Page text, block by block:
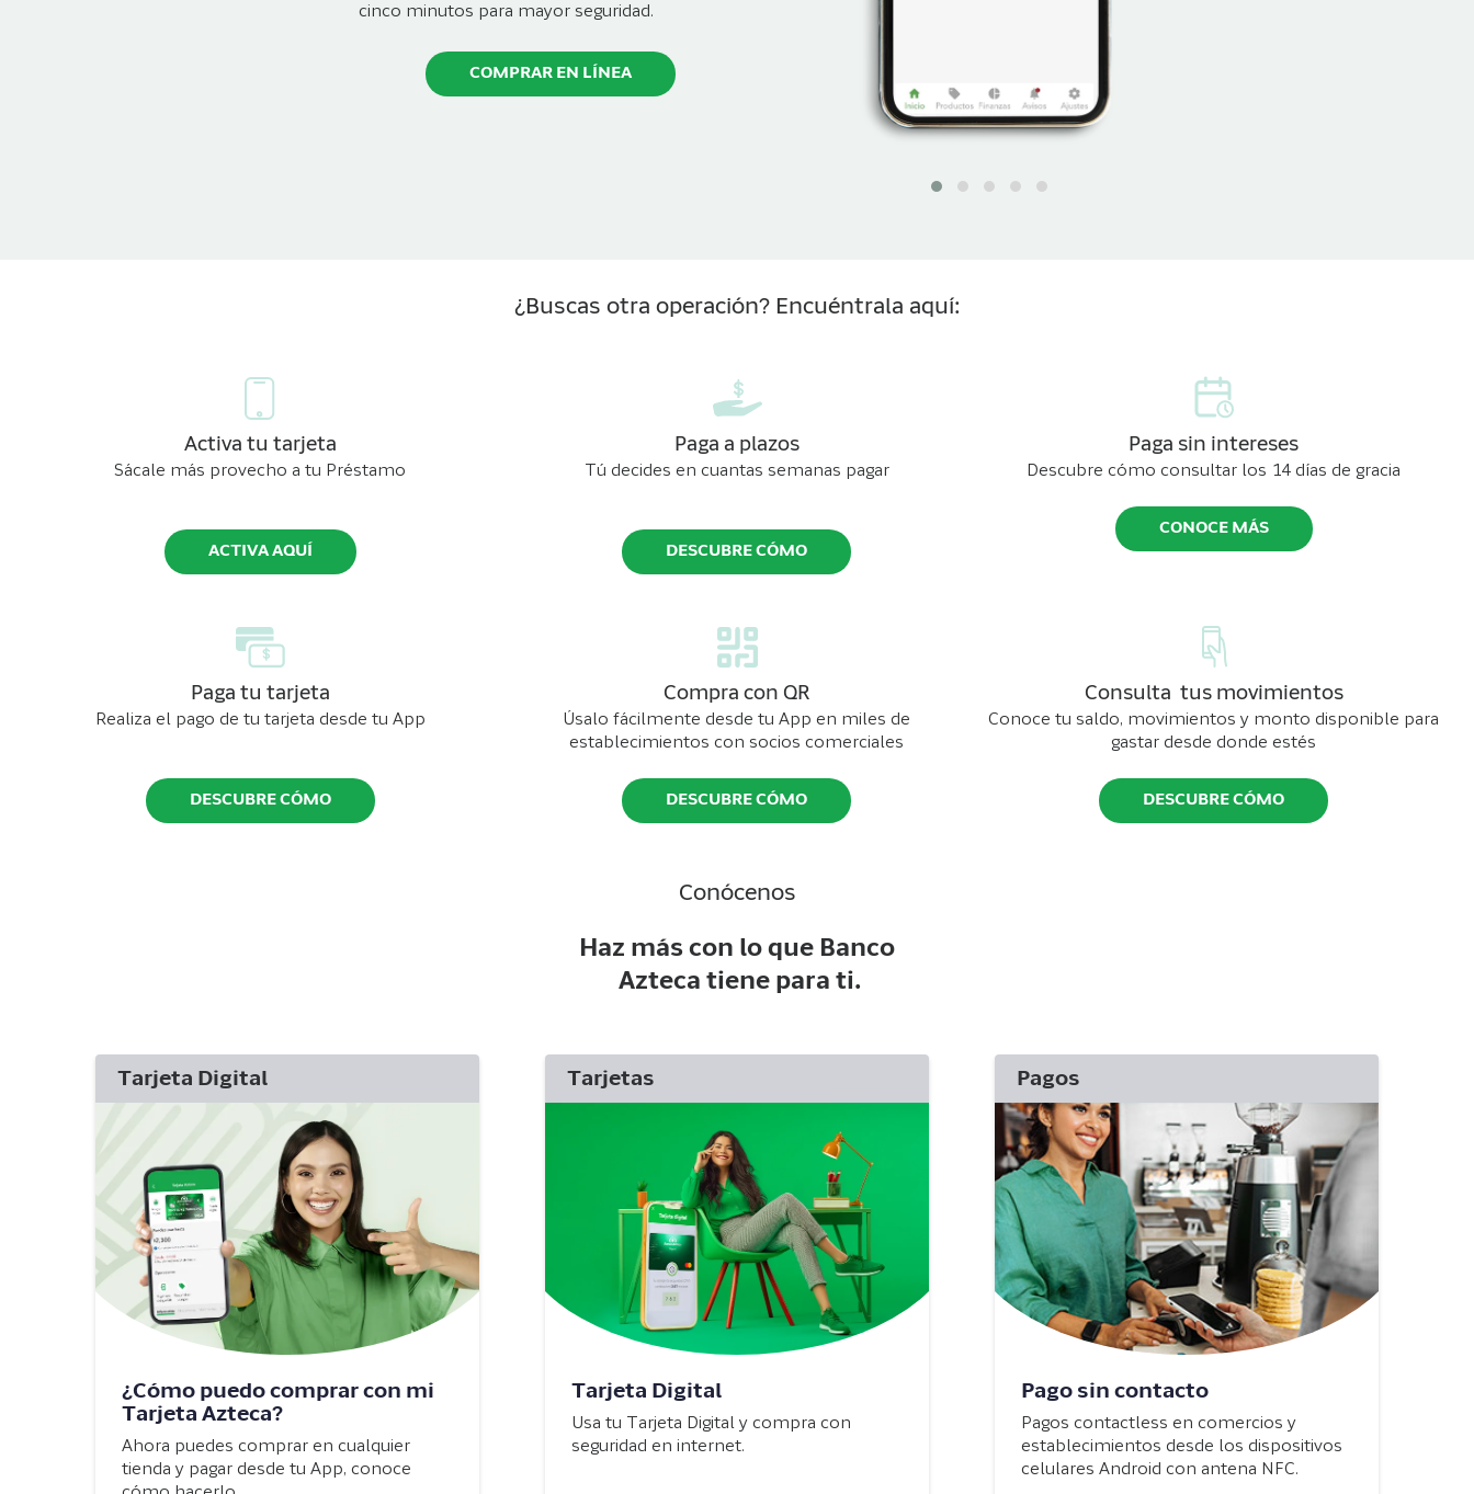
cinco minutos para mayor seguridad.
COMPRAR EN LÍNEA
¿Buscas otra operación? Encuéntrala aquí:
Activa tu tarjeta
Sácale más provecho a tu Préstamo
ACTIVA AQUÍ
Paga a plazos
Tú decides en cuantas semanas pagar
DESCUBRE CÓMO
Paga sin intereses
Descubre cómo consultar los 14 días de gracia
CONOCE MÁS
Paga tu tarjeta
Realiza el pago de tu tarjeta desde tu App
DESCUBRE CÓMO
Compra con QR
Úsalo fácilmente desde tu App en miles de
establecimientos con socios comerciales
DESCUBRE CÓMO
Consulta tus movimientos
Conoce tu saldo, movimientos y monto disponible para
gastar desde donde estés
DESCUBRE CÓMO
Conócenos
Haz más con lo que Banco
Azteca tiene para ti.
Tarjeta Digital
¿Cómo puedo comprar con mi
Tarjeta Azteca?
Ahora puedes comprar en cualquier
tienda y pagar desde tu App, conoce
Tarjetas
Tarjeta Digital
Usa tu Tarjeta Digital y compra con
seguridad en internet.
Pagos
Pago sin contacto
Pagos contactless en comercios y
establecimientos desde los dispositivos
celulares Android con antena NFC.